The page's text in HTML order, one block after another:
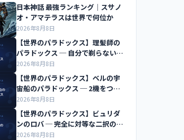
日本神話 最強ランキング｜スサノ
オ・アマテラスは世界で何位か
2026年8月8日
【世界のパラドックス】理髪師の
パラドックス ─ 自分で剃らない人
だけを剃る床屋
2026年8月8日
【世界のパラドックス】ベルの宇
宙船のパラドックス ─ 2機をつな
ぐ糸は切れるのか
2026年8月8日
【世界のパラドックス】ビュリダ
ンのロバ ─ 完全に対等な二択の前
で飢え死にする
2026年8月8日